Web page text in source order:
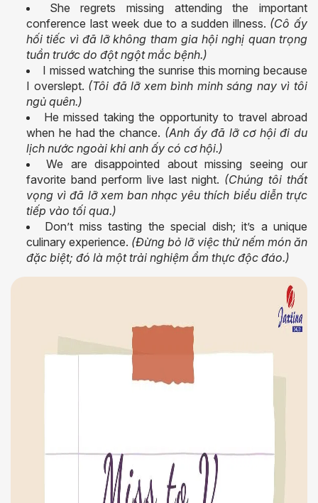
She regrets missing attending the important
conference last week due to a sudden illness. (Cô ấy
hối tiếc vì đã lỡ không tham gia hội nghị quan trọng
tuần trước do đột ngột mắc bệnh.)
I missed watching the sunrise this morning because
I overslept. (Tôi đã lỡ xem bình minh sáng nay vì tôi
ngủ quên.)
He missed taking the opportunity to travel abroad
when he had the chance. (Anh ấy đã lỡ cơ hội đi du
lịch nước ngoài khi anh ấy có cơ hội.)
We are disappointed about missing seeing our
favorite band perform live last night. (Chúng tôi thất
vọng vì đã lỡ xem ban nhạc yêu thích biểu diễn trực
tiếp vào tối qua.)
Don’t miss tasting the special dish; it’s a unique
culinary experience. (Đừng bỏ lỡ việc thử nếm món ăn
đặc biệt; đó là một trải nghiệm ẩm thực độc đáo.)